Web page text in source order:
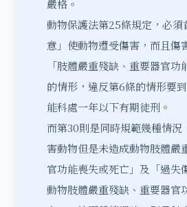
嚴格。
動物保護法第25條規定，必須
意」使動物遭受傷害，而且傷
「肢體嚴重殘缺、重要器官功
的情形，違反第6條的情形要
能科處一年以下有期徒刑。
而第30則是同時規範幾種情況
害動物但是未造成動物肢體嚴
官功能喪失或死亡」及「過失
動物肢體嚴重殘缺、重要器官